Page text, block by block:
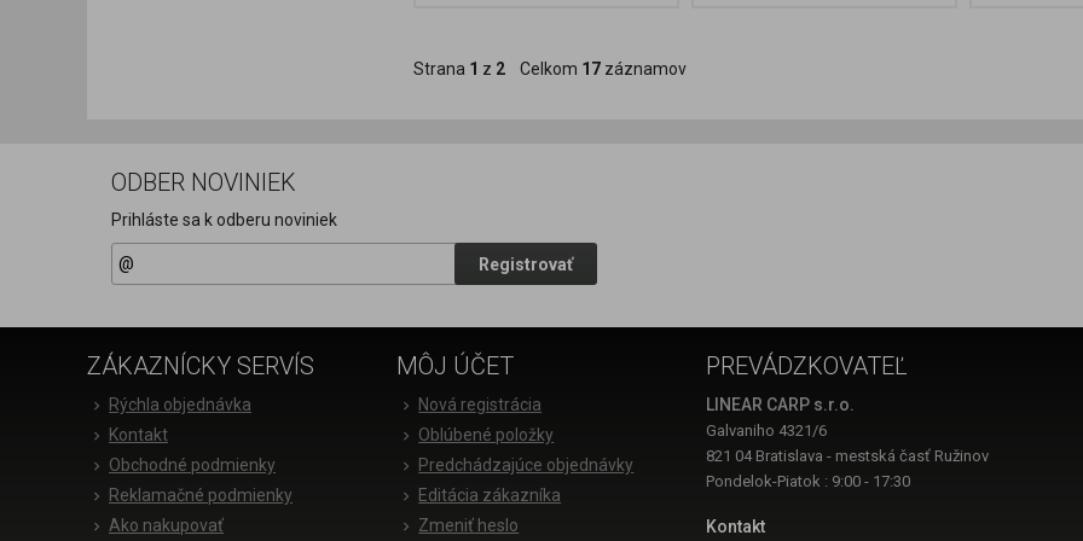
Strana 1 z 2 Celkom 17 záznamov
ODBER NOVINIEK
Prihláste sa k odberu noviniek
Registrovať
ZÁKAZNÍCKY SERVÍS
Rýchla objednávka
Kontakt
Obchodné podmienky
Reklamačné podmienky
Ako nakupovať
MÔJ ÚČET
Nová registrácia
Oblúbené položky
Predchádzajúce objednávky
Editácia zákazníka
Zmeniť heslo
PREVÁDZKOVATEĽ
LINEAR CARP s.r.o.
Galvaniho 4321/6
821 04 Bratislava - mestská časť Ružinov
Pondelok-Piatok : 9:00 - 17:30
Kontakt